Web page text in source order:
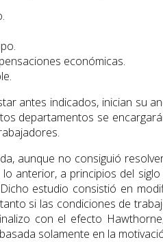
económicas.
antes indicados, inician su
departamentos se
aunque no consiguió
anterior, a principios del siglo
estudio consistió en
si las condiciones de
con el efecto
basada solamente en la